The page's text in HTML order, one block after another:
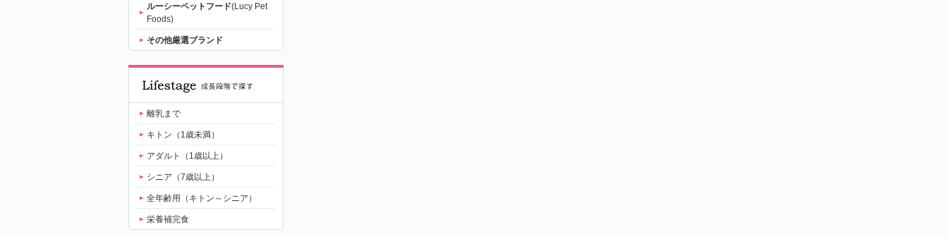
ルーシーペットフード(Lucy Pet
Foods)
その他厳選ブランド
離乳まで
キトン（1歳未満）
アダルト（1歳以上）
シニア（7歳以上）
全年齢用（キトン～シニア）
栄養補完食